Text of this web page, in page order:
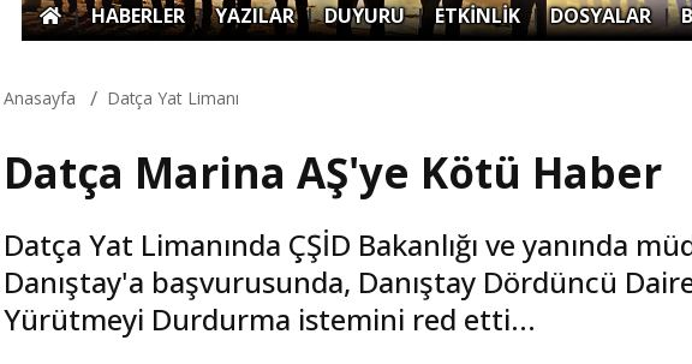
|HABERLER|YAZILAR|DUYURU| ETKİNLİK |DOSYALAR|
Anasayfa Datça Yat Limanı
Datça Marina AŞ'ye Kötü Haber
Datça Yat Limanında ÇŞİD Bakanlığı ve yanında
Danıştay'a başvurusunda, Danıştay Dördüncü
Yürütmeyi Durdurma istemini red etti...